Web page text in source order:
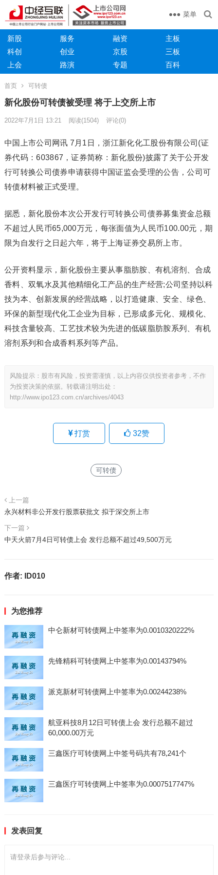
菜单
新股 服务 融资
主板
科创
创业 京股
三板
上会
路演 专题 百科
首页 可转债
新化股份可转债被受理 将于上交所上市
2022年7月1日 13:21 阅读(1504) 评论(0)
中国上市公司网讯 7月1日，浙江新化化工股份有限公司(证
券代码：603867，证券简称：新化股份)披露了关于公开发
行可转换公司债券申请获得中国证监会受理的公告，公司可
转债材料被正式受理。
据悉，新化股份本次公开发行可转换公司债券募集资金总额
不超过人民币65,000万元，每张面值为人民币100.00元，期
限为自发行之日起六年，将于上海证券交易所上市。
公开资料显示，新化股份主要从事脂肪胺、有机溶剂、合成
香料、双氧水及其他精细化工产品的生产经营;公司坚持以科
技为本、创新发展的经营战略，以打造健康、安全、绿色、
环保的新型现代化工企业为目标，已形成多元化、规模化、
科技含量较高、工艺技术较为先进的低碳脂肪胺系列、有机
溶剂系列和合成香料系列等产品。
风险提示：股市有风险，投资需谨慎，以上内容仅供投资者参考，不作
为投资决策的依据。转载请注明出处：
http://www.ipo123.com.cn/archives/4043
打赏 32赞
可转债
上一篇
永兴材料非公开发行股票获批文 拟于深交所上市
下一篇
中天火箭7月4日可转债上会 发行总额不超过49,500万元
作者: ID010
为您推荐
中仑新材可转债网上中签率为0.0010320222%
先锋精科可转债网上中签率为0.00143794%
派克新材可转债网上中签率为0.00244238%
航亚科技8月12日可转债上会 发行总额不超过
60,000.00万元
三鑫医疗可转债网上中签号码共有78,241个
三鑫医疗可转债网上中签率为0.0007517747%
发表回复
请登录后参与评论...